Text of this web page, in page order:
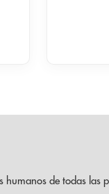
humanos de todas las